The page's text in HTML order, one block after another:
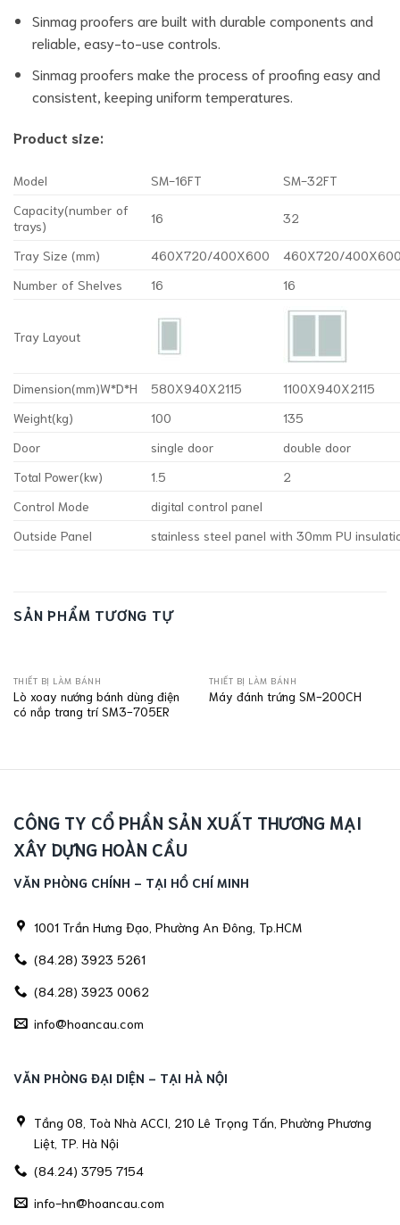
Sinmag proofers are built with durable components and
reliable, easy-to-use controls.
Sinmag proofers make the process of proofing easy and
consistent, keeping uniform temperatures.
Product size:
Model SM-16FT
SM-32FT
Capacity(number of
trays)
16 32
Tray Size (mm) 460X720/400X600
460X720/
Number of Shelves
16 16
Tray Layout
Dimension(mm)W*D*H 580X940X2115
1100X940X2115
Weight(kg)
100
135
Door
single door
double door
Total Power(kw)
1.5
2
Control Mode
digital control panel
Outside Panel
stainless steel panel with 30mm PU
SẢN PHẨM TƯƠNG TỰ
THIẾT BỊ LÀM BÁNH
Lò xoay nướng bánh dùng điện
có nắp trang trí SM3-705ER
THIẾT BỊ LÀM BÁNH
Máy đánh trứng SM-200CH
CÔNG TY CỔ PHẦN SẢN XUẤT THƯƠNG MẠI
XÂY DỰNG HOÀN CẦU
VĂN PHÒNG CHÍNH - TẠI HỒ CHÍ MINH
1001 Trần Hưng Đạo, Phường An Đông, Tp.HCM
(84.28) 3923 5261
(84.28) 3923 0062
info@hoancau.com
VĂN PHÒNG ĐẠI DIỆN - TẠI HÀ NỘI
Tầng 08, Toà Nhà ACCI, 210 Lê Trọng Tấn, Phường Phương
Liệt, TP. Hà Nội
(84.24) 3795 7154
info-hn@hoancau.com